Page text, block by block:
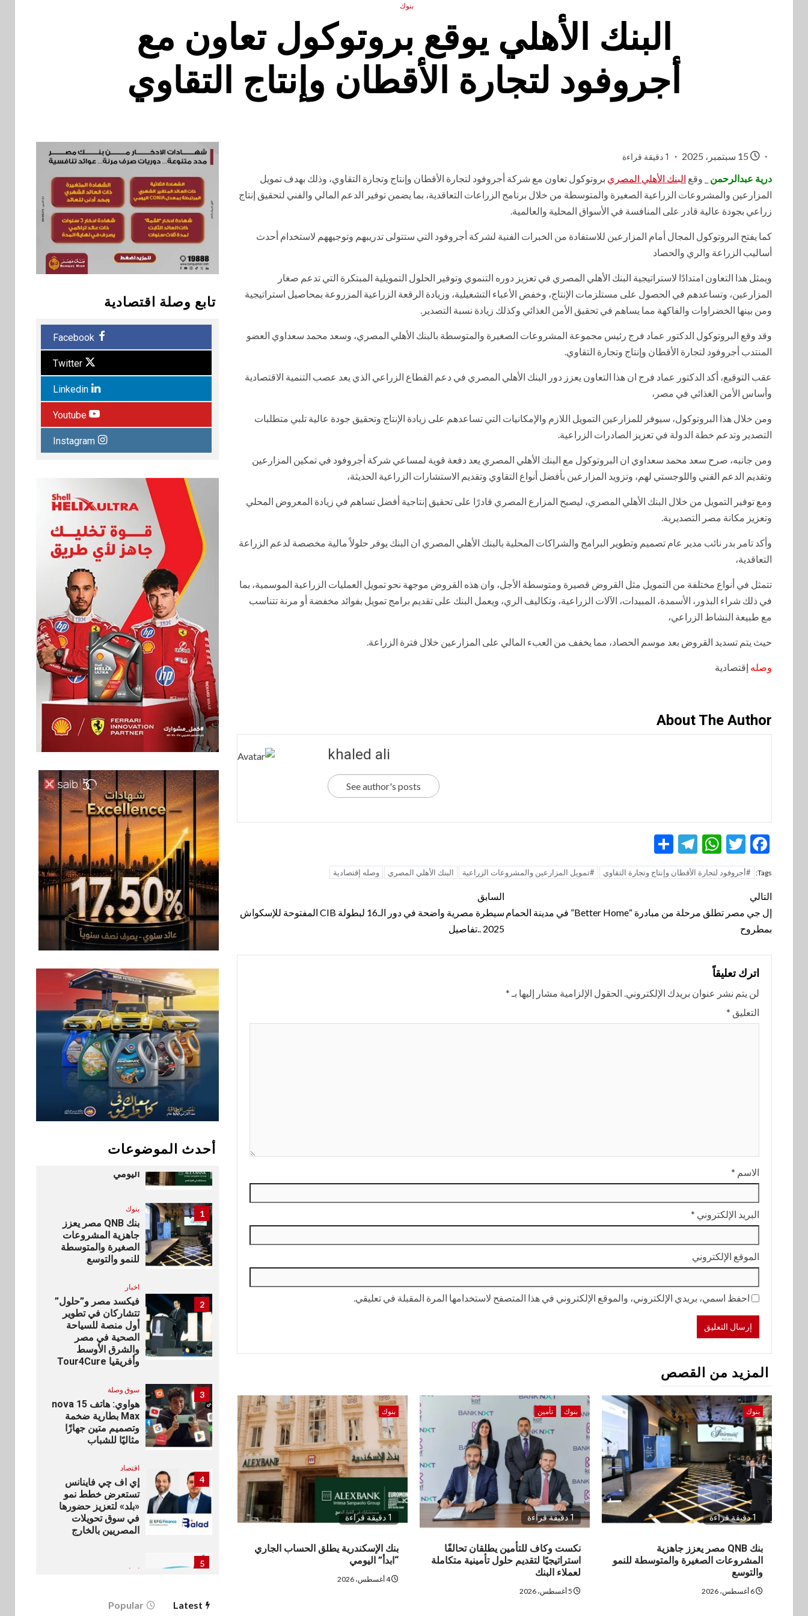
بنوك
البنك الأهلي يوقع بروتوكول تعاون مع
أجروفود لتجارة الأقطان وإنتاج التقاوي
1 دقيقة قراءة
درية عبدالرحمن _ وقع البنك الأهلي المصري بروتوكول تعاون مع شركة أجروفود لتجارة الأقطان وإنتاج وتجارة التقاوي، وذلك بهدف تمويل
المزارعين والمشروعات الزراعية الصغيرة والمتوسطة من خلال برنامج الزراعات التعاقدية، بما يضمن توفير الدعم المالي والفني لتحقيق إنتاج
زراعي بجودة عالية قادر على المنافسة في الأسواق المحلية والعالمية.
كما يفتح البروتوكول المجال أمام المزارعين للاستفادة من الخبرات الفنية لشركة أجروفود التي ستتولى تدريبهم وتوجيههم لاستخدام أحدث
أساليب الزراعة والري والحصاد
ويمثل هذا التعاون امتدادًا لاستراتيجية البنك الأهلي المصري في تعزيز دوره التنموي وتوفير الحلول التمويلية المبتكرة التي تدعم صغار
المزارعين، وتساعدهم في الحصول على مستلزمات الإنتاج، وخفض الأعباء التشغيلية، وزيادة الرقعة الزراعية المزروعة بمحاصيل استراتيجية
ومن بينها الخضراوات والفاكهة مما يساهم في تحقيق الأمن الغذائي وكذلك زيادة نسبة التصدير.
وقد وقع البروتوكول الدكتور عماد فرج رئيس مجموعة المشروعات الصغيرة والمتوسطة بالبنك الأهلي المصري، وسعد محمد سعداوي العضو
المنتدب أجروفود لتجارة الأقطان وإنتاج وتجارة التقاوي.
عقب التوقيع، أكد الدكتور عماد فرج ان هذا التعاون يعزز دور البنك الأهلي المصري في دعم القطاع الزراعي الذي يعد عصب التنمية الاقتصادية
وأساس الأمن الغذائي في مصر،
ومن خلال هذا البروتوكول، سيوفر للمزارعين التمويل اللازم والإمكانيات التي تساعدهم على زيادة الإنتاج وتحقيق جودة عالية تلبي متطلبات
التصدير وتدعم خطة الدولة في تعزيز الصادرات الزراعية.
ومن جانبه، صرح سعد محمد سعداوي ان البروتوكول مع البنك الأهلي المصري يعد دفعة قوية لمساعي شركة أجروفود في تمكين المزارعين
وتقديم الدعم الفني واللوجستي لهم، وتزويد المزارعين بأفضل أنواع التقاوي وتقديم الاستشارات الزراعية الحديثة،
ومع توفير التمويل من خلال البنك الأهلي المصري، ليصبح المزارع المصري قادرًا على تحقيق إنتاجية أفضل تساهم في زيادة المعروض المحلي
وتعزيز مكانة مصر التصديرية.
وأكد تامر بدر نائب مدير عام تصميم وتطوير البرامج والشراكات المحلية بالبنك الأهلي المصري ان البنك يوفر حلولاً مالية مخصصة لدعم الزراعة
التعاقدية،
تتمثل في أنواع مختلفة من التمويل مثل القروض قصيرة ومتوسطة الأجل، وان هذه القروض موجهة نحو تمويل العمليات الزراعية الموسمية، بما
في ذلك شراء البذور، الأسمدة، المبيدات، الآلات الزراعية، وتكاليف الري، ويعمل البنك على تقديم برامج تمويل بفوائد مخفضة أو مرنة تتناسب
مع طبيعة النشاط الزراعي،
حيث يتم تسديد القروض بعد موسم الحصاد، مما يخفف من العبء المالي على المزارعين خلال فترة الزراعة.
وصله إقتصادية
About The Author
khaled ali
See author's posts
Facebook
Twitter
WhatsApp
Telegram
Tags: #أجروفود لتجارة الأقطان وإنتاج وتجارة التقاوي #تمويل المزارعين والمشروعات الزراعية البنك الأهلي المصري وصله إقتصادية
تنقل
المقالة
السابق
سيطرة مصرية واضحة في دور الـ16 لبطولة CIB المفتوحة للإسكواش
2025 ..تفاصيل
التالي
إل جي مصر تطلق مرحلة من مبادرة “Better Home” في مدينة الحمام
بمطروح
اترك تعليقاً
لن يتم نشر عنوان بريدك الإلكتروني. الحقول الإلزامية مشار إليها بـ *
التعليق *
الاسم *
البريد الإلكتروني *
الموقع الإلكتروني
احفظ اسمي، بريدي الإلكتروني، والموقع الإلكتروني في هذا المتصفح لاستخدامها المرة المقبلة في تعليقي.
المزيد من القصص
بنوك
1 دقيقة قراءة
بنك QNB مصر يعزز جاهزية
المشروعات الصغيرة والمتوسطة للنمو
والتوسع
بنوك تأمين
1 دقيقة قراءة
نكست وكاف للتأمين يطلقان تحالفًا
استراتيجيًا لتقديم حلول تأمينية متكاملة
لعملاء البنك
بنوك
1 دقيقة قراءة
بنك الإسكندرية يطلق الحساب الجاري
“ابدأ” اليومي
4 أغسطس، 2026
تابع وصلة اقتصادية
Facebook
Twitter
Linkedin
Youtube
Instagram
أحدث الموضوعات
6 سوق وصلة
vivo تشعل المنافسة
في مصر مع إطلاق
Y500 المزود ببطارية
بسعة 8100 مللي أمبير
7
بنوك تأمين
نكست وكاف للتأمين
يطلقان تحالفًا
استراتيجيًا لتقديم حلول
تأمينية متكاملة لعملاء
البنك
اقتصاد
الأعلى يوقّع بروتوكول
تعاون مع البريد لتقديم
خدمة الإعلان
الإلكتروني المسجل
9
اخبار
RAKICT تعلن عن
شراكة استراتيجية مع
MCS لإطلاق محفظة
التدريب الرسمية
لكاسبرسكي
بنك الإسكندرية يطلق
اليومي
1 بنوك
بنك QNB مصر يعزز
جاهزية المشروعات
الصغيرة والمتوسطة
للنمو والتوسع
2
اخبار
فيكسد مصر و”حلول”
تتشاركان في تطوير
أول منصة للسياحة
الصحية في مصر
والشرق الأوسط
وأفريقيا Tour4Cure
3 سوق وصلة
هواوي: هاتف nova 15
Max بطارية ضخمة
وتصميم متين جهازًا
مثاليًا للشباب
4
اقتصاد
إي اف چي فاينانس
تستعرض خطط نمو
«بلد» لتعزيز حضورها
في سوق تحويلات
المصريين بالخارج
5
اخبار
Latest
Popular